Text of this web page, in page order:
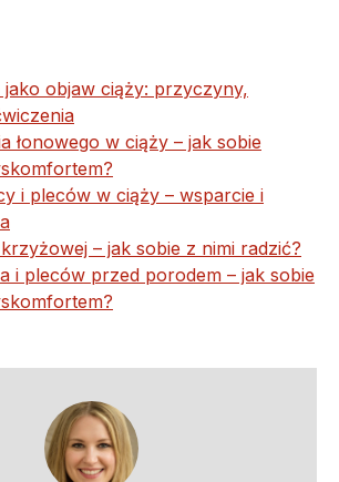
objaw ciąży: przyczyny,
łonowego w ciąży – jak sobie
i pleców w ciąży – wsparcie i
– jak sobie z nimi radzić?
i pleców przed porodem – jak sobie